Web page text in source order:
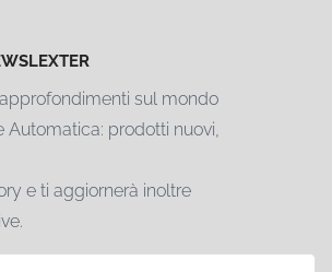
sul mondo
Automatica: prodotti nuovi,
e ti aggiornerà inoltre